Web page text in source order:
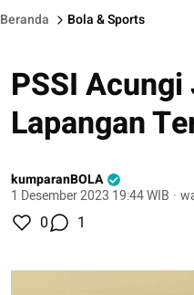
Beranda Bola & Sports
PSSI
Lapangan
kumparanBOLA
1 Desember 2023 19:44 WIB ·
0 1